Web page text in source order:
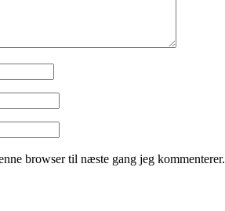
browser til næste gang jeg kommenterer.